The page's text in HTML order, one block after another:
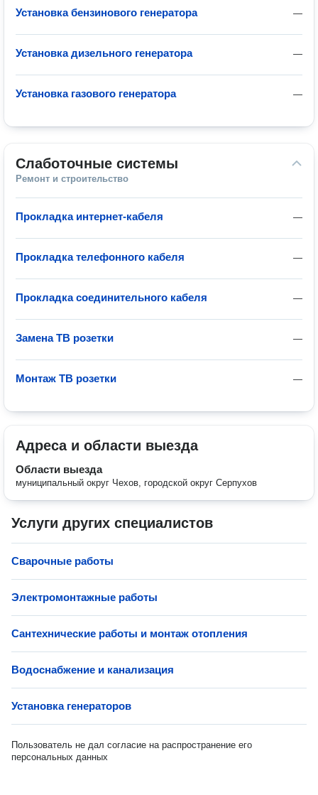
—
Установка бензинового генератора
—
Установка дизельного генератора
—
Установка газового генератора
Слаботочные системы
Ремонт и строительство
—
Прокладка интернет-кабеля
—
Прокладка телефонного кабеля
—
Прокладка соединительного кабеля
—
Замена ТВ розетки
—
Монтаж ТВ розетки
Адреса и области выезда
Области выезда
муниципальный округ Чехов, городской округ Серпухов
Услуги других специалистов
Сварочные работы
Электромонтажные работы
Сантехнические работы и монтаж отопления
Водоснабжение и канализация
Установка генераторов
Пользователь не дал согласие на распространение его
персональных данных